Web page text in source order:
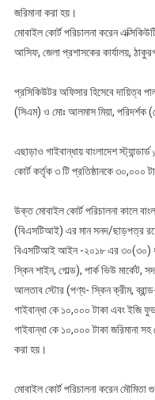
জরিমানা করা হয়।
মোবাইল কোর্ট পরিচালনা করেন
আসিফ, জেলা প্রশাসকের কার্যালয়,
প্রসিকিউটর অফিসার হিসেবে দায়িত্ব
(সিএম) ও মোঃ আলমাস মিয়া, পরিদর্শক
এছাড়াও গাইবান্ধায় বাংলাদেশ
কোর্ট কর্তৃক ৩ টি প্রতিষ্ঠানকে ৩০,০০০
উক্ত মোবাইল কোর্ট পরিচালনা কালে
(বিএসটিআই) এর মান সনদ/ছাড়পত্র
বিএসটিআই আইন -২০১৮ এর ৩০(৩০)
স্কিন শাইন, গোল্ড), পার্ক ভিউ মার্কেট,
আলতাব স্টোর (পণ্য- স্কিন ক্রীম,
গাইবান্ধা কে ১০,০০০ টাকা এবং ইজি
গাইবান্ধা কে ১০,০০০ টাকা জরিমানা
করা হয়।
মোবাইল কোর্ট পরিচালনা করেন মৌমিতা